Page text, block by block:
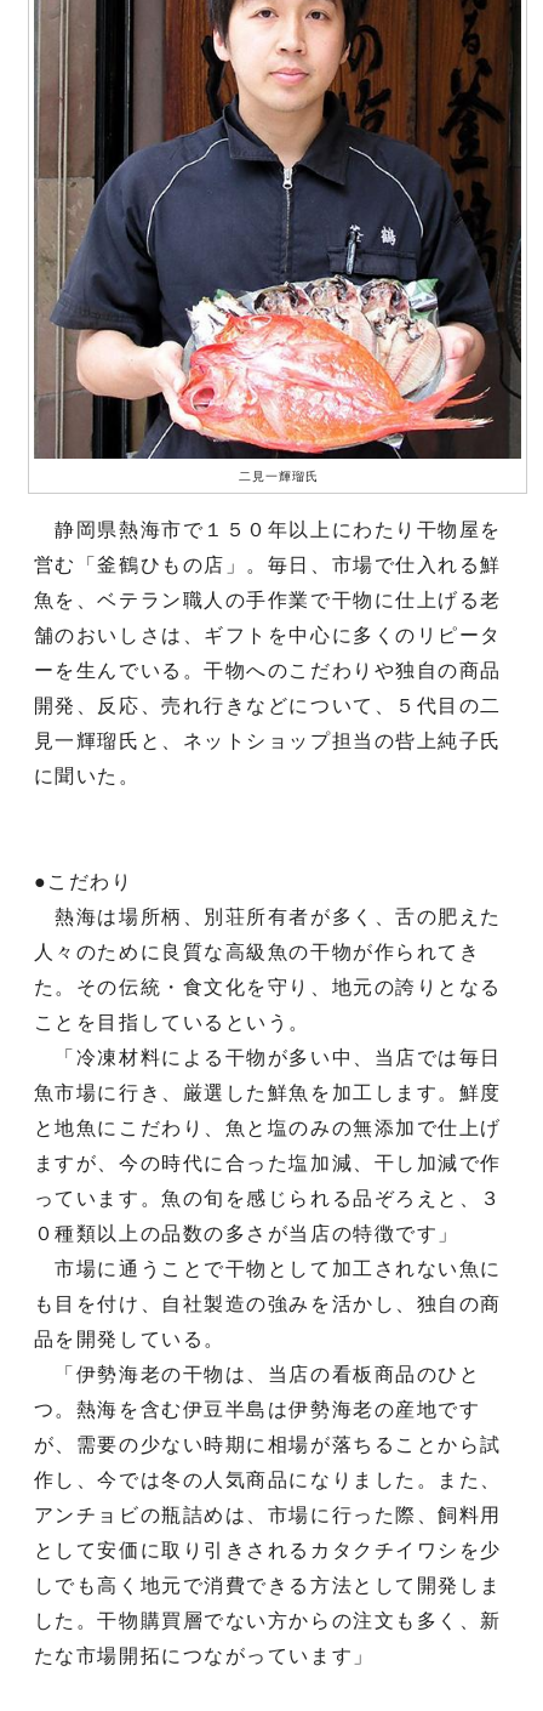
二見一輝瑠氏
静岡県熱海市で１５０年以上にわたり干物屋を
営む「釜鶴ひもの店」。毎日、市場で仕入れる鮮
魚を、ベテラン職人の手作業で干物に仕上げる老
舗のおいしさは、ギフトを中心に多くのリピータ
ーを生んでいる。干物へのこだわりや独自の商品
開発、反応、売れ行きなどについて、５代目の二
見一輝瑠氏と、ネットショップ担当の呰上純子氏
に聞いた。
●こだわり
熱海は場所柄、別荘所有者が多く、舌の肥えた
人々のために良質な高級魚の干物が作られてき
た。その伝統・食文化を守り、地元の誇りとなる
ことを目指しているという。
「冷凍材料による干物が多い中、当店では毎日
魚市場に行き、厳選した鮮魚を加工します。鮮度
と地魚にこだわり、魚と塩のみの無添加で仕上げ
ますが、今の時代に合った塩加減、干し加減で作
っています。魚の旬を感じられる品ぞろえと、３
０種類以上の品数の多さが当店の特徴です」
市場に通うことで干物として加工されない魚に
も目を付け、自社製造の強みを活かし、独自の商
品を開発している。
「伊勢海老の干物は、当店の看板商品のひと
つ。熱海を含む伊豆半島は伊勢海老の産地です
が、需要の少ない時期に相場が落ちることから試
作し、今では冬の人気商品になりました。また、
アンチョビの瓶詰めは、市場に行った際、飼料用
として安価に取り引きされるカタクチイワシを少
しでも高く地元で消費できる方法として開発しま
した。干物購買層でない方からの注文も多く、新
たな市場開拓につながっています」